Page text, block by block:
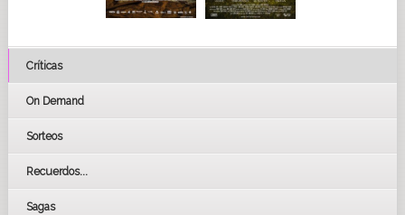
Críticas
On Demand
Sorteos
Recuerdos...
Sagas